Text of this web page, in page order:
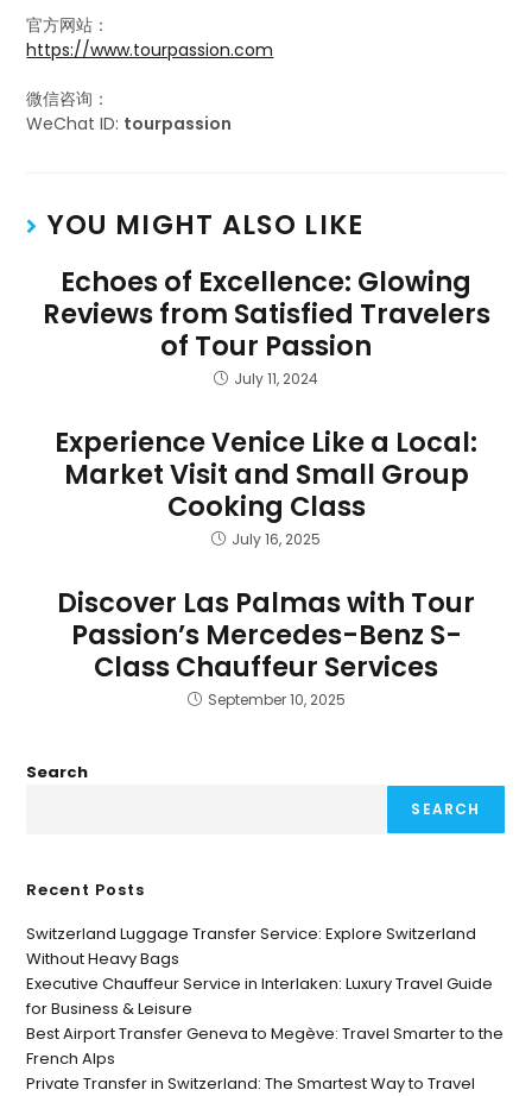
官方网站：
https://www.tourpassion.com
微信咨询：
WeChat ID: tourpassion
YOU MIGHT ALSO LIKE
Echoes of Excellence: Glowing
Reviews from Satisfied Travelers
of Tour Passion
July 11, 2024
Experience Venice Like a Local:
Market Visit and Small Group
Cooking Class
July 16, 2025
Discover Las Palmas with Tour
Passion’s Mercedes-Benz S-
Class Chauffeur Services
September 10, 2025
Search
SEARCH
Recent Posts
Switzerland Luggage Transfer Service: Explore Switzerland
Without Heavy Bags
Executive Chauffeur Service in Interlaken: Luxury Travel Guide
for Business & Leisure
Best Airport Transfer Geneva to Megève: Travel Smarter to the
French Alps
Private Transfer in Switzerland: The Smartest Way to Travel